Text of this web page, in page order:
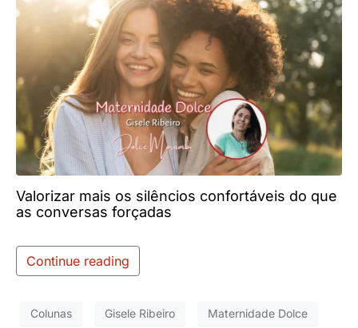
Valorizar mais os silêncios confortáveis do que
as conversas forçadas
Continue reading
Colunas Gisele Ribeiro Maternidade Dolce